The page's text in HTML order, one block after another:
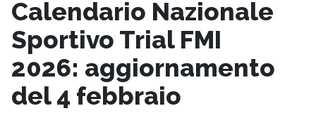
Calendario Nazionale
Sportivo Trial FMI
2026: aggiornamento
del 4 febbraio